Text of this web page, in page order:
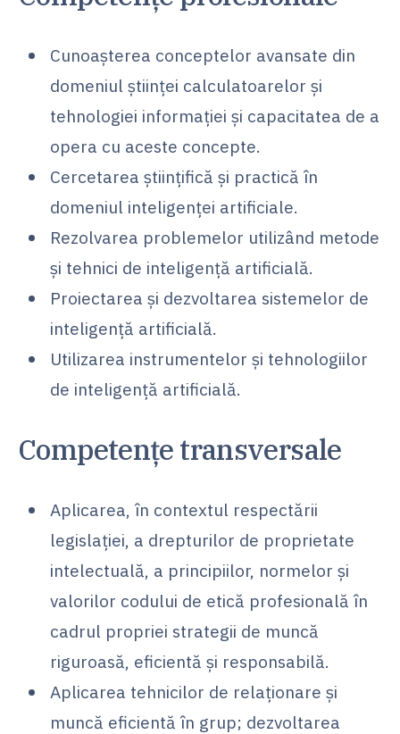
Cunoașterea conceptelor avansate din
domeniul științei calculatoarelor și
tehnologiei informației și capacitatea de a
opera cu aceste concepte.
Cercetarea științifică și practică în
domeniul inteligenței artificiale.
Rezolvarea problemelor utilizând metode
și tehnici de inteligență artificială.
Proiectarea și dezvoltarea sistemelor de
inteligență artificială.
Utilizarea instrumentelor și tehnologiilor
de inteligență artificială.
Competențe transversale
Aplicarea, în contextul respectării
legislației, a drepturilor de proprietate
intelectuală, a principiilor, normelor și
valorilor codului de etică profesională în
cadrul propriei strategii de muncă
riguroasă, eficientă și responsabilă.
Aplicarea tehnicilor de relaționare și
muncă eficientă în grup; dezvoltarea